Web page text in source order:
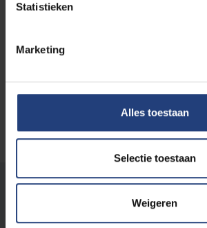
Statistieken
Marketing
Alles toestaan
Selectie toestaan
Weigeren
Stond er een fout op deze